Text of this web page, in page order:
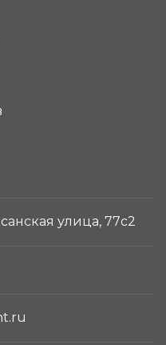
улица, 77с2